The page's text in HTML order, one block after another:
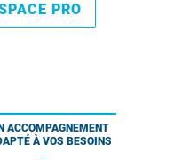
PRO
ACCOMPAGNEMENT
À VOS BESOINS